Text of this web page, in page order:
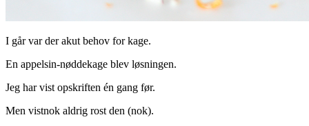
I går var der akut behov for kage.
En appelsin-nøddekage blev løsningen.
Jeg har vist opskriften én gang før.
Men vistnok aldrig rost den (nok).